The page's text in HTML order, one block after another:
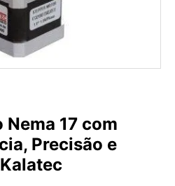
17 com
Precisão e